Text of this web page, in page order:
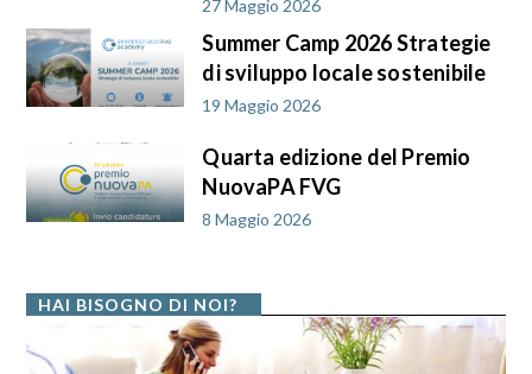
27 Maggio 2026
Summer Camp 2026 Strategie
di sviluppo locale sostenibile
19 Maggio 2026
Quarta edizione del Premio
NuovaPA FVG
8 Maggio 2026
HAI BISOGNO DI NOI?